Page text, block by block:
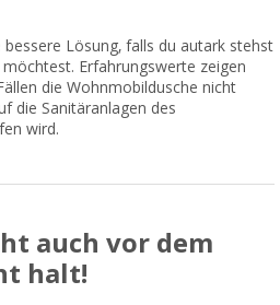
Lösung, falls du autark stehst
Erfahrungswerte zeigen
die Wohnmobildusche nicht
die Sanitäranlagen des
wird.
auch vor dem
halt!